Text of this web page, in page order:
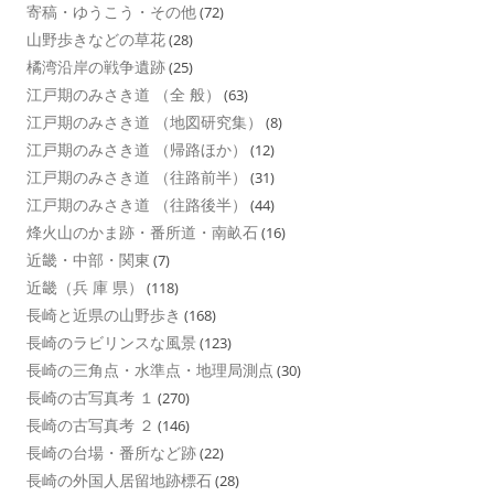
寄稿・ゆうこう・その他(72)
山野歩きなどの草花(28)
橘湾沿岸の戦争遺跡(25)
江戸期のみさき道 （全 般） (63)
江戸期のみさき道 （地図研究集） (8)
江戸期のみさき道 （帰路ほか） (12)
江戸期のみさき道 （往路前半） (31)
江戸期のみさき道 （往路後半） (44)
烽火山のかま跡・番所道・南畝石(16)
近畿・中部・関東 (7)
近畿（兵 庫 県） (118)
長崎と近県の山野歩き (168)
長崎のラビリンスな風景 (123)
長崎の三角点・水準点・地理局測点 (30)
長崎の古写真考 １ (270)
長崎の古写真考 ２ (146)
長崎の台場・番所など跡(22)
長崎の外国人居留地跡標石(28)